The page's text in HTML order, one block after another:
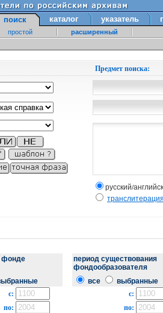
поиск каталог указатель
простой расширенный
Предмет поиска:
русский/
фонде
период существования
фондообразователя
все выбранные
с:
с:
по:
по: